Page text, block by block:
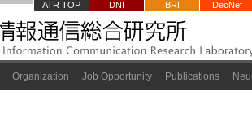
ATR TOP DNI BRI DecNef
Organization Job Opportunity Publications